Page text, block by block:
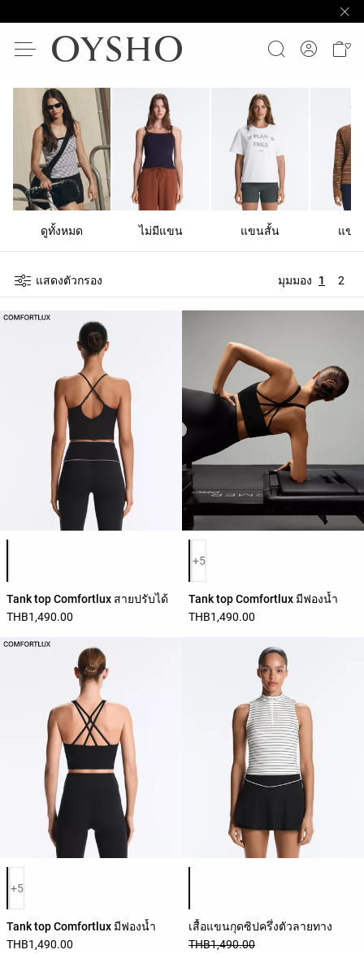
ดูทั้งหมด ไม่มีแขน แขนสั้น แขน
แสดงตัวกรอง มุมมอง 1 2
Tank top Comfortlux สายปรับได้
THB1,490.00
รายการสีสินค้า
+5
Tank top Comfortlux มีฟองน้ำ
THB1,490.00
รายการสีสินค้า
+5
Tank top Comfortlux มีฟองน้ำ
THB1,490.00
รายการสีสินค้า
เสื้อแขนกุดซิปครึ่งตัวลายทาง
THB1,490.00